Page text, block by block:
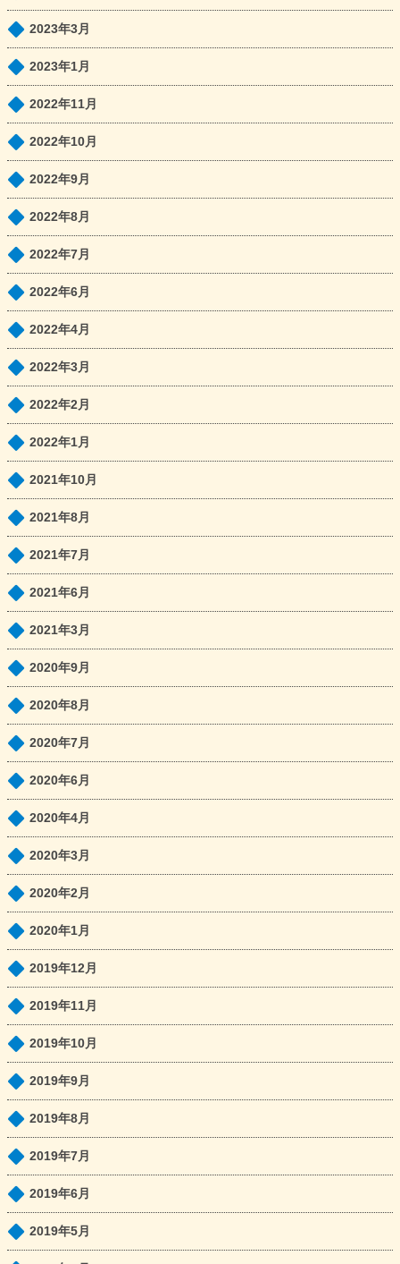
2023年3月
2023年1月
2022年11月
2022年10月
2022年9月
2022年8月
2022年7月
2022年6月
2022年4月
2022年3月
2022年2月
2022年1月
2021年10月
2021年8月
2021年7月
2021年6月
2021年3月
2020年9月
2020年8月
2020年7月
2020年6月
2020年4月
2020年3月
2020年2月
2020年1月
2019年12月
2019年11月
2019年10月
2019年9月
2019年8月
2019年7月
2019年6月
2019年5月